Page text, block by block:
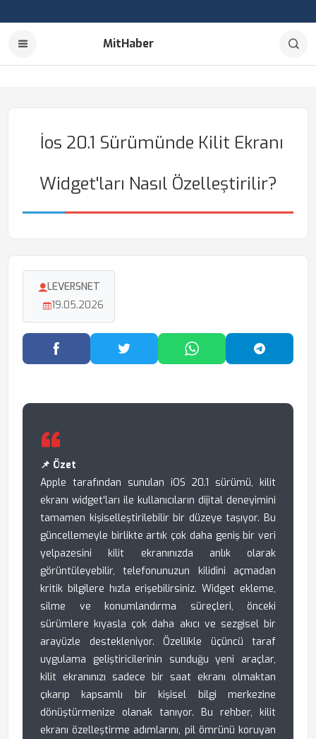
MitHaber
İos 20.1 Sürümünde Kilit Ekranı
Widget'ları Nasıl Özelleştirilir?
LEVERSNET
19.05.2026
Facebook'ta PaylaşTwitter'da PaylaşWhatsApp'ta Paylaş
📌 Özet
Apple tarafından sunulan iOS 20.1 sürümü, kilit
ekranı widget'ları ile kullanıcıların dijital deneyimini
tamamen kişiselleştirilebilir bir düzeye taşıyor. Bu
güncellemeyle birlikte artık çok daha geniş bir veri
yelpazesini kilit ekranınızda anlık olarak
görüntüleyebilir, telefonunuzun kilidini açmadan
kritik bilgilere hızla erişebilirsiniz. Widget ekleme,
silme ve konumlandırma süreçleri, önceki
sürümlere kıyasla çok daha akıcı ve sezgisel bir
arayüzle destekleniyor. Özellikle üçüncü taraf
uygulama geliştiricilerinin sunduğu yeni araçlar,
kilit ekranınızı sadece bir saat ekranı olmaktan
çıkarıp kapsamlı bir kişisel bilgi merkezine
dönüştürmenize olanak tanıyor. Bu rehber, kilit
ekranı özelleştirme adımlarını, pil ömrünü koruyan